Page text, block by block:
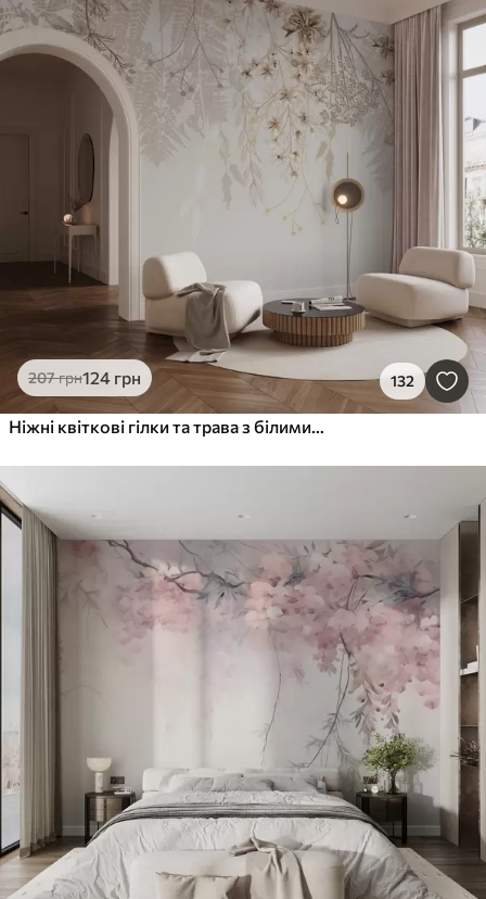
207грн124 грн 132
Ніжні квіткові гілки та трава з білими, сірими та бежевими квітами, що каскадом спадають на світлому тлі